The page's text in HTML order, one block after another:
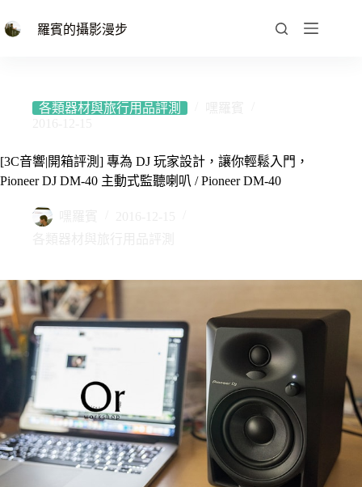
至
羅賓的攝影漫步
各類器材與旅行用品評測
[3C音響|開箱評測] 專為 DJ 玩家設計，讓你輕鬆入門，
Pioneer DJ DM-40 主動式監聽喇叭 / Pioneer DM-40